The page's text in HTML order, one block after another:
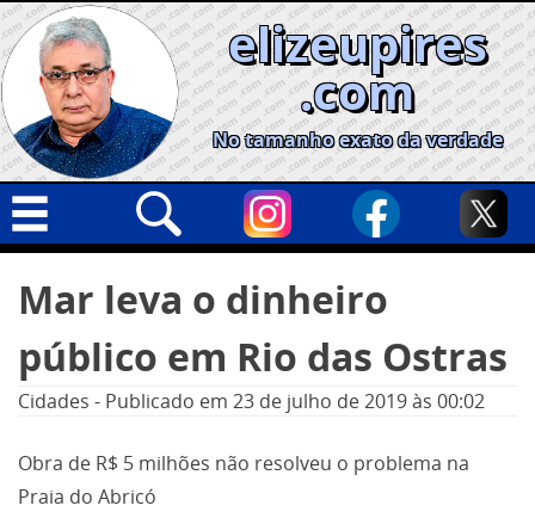
Skip
to
content
elizeupires
.com
No tamanho exato da verdade
Geral
Cidades
Política
Opinião
por:
Mar leva o dinheiro
público em Rio das Ostras
Cidades - Publicado em 23 de julho de 2019às 00:02
Obra de R$ 5 milhões não resolveu o problema na
Praia do Abricó